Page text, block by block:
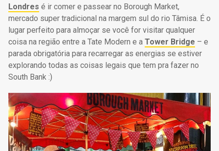
Londres é ir comer e passear no Borough Market,
mercado super tradicional na margem sul do rio Tâmisa. É o
lugar perfeito para almoçar se você for visitar qualquer
coisa na região entre a Tate Modern e a Tower Bridge – e
parada obrigatória para recarregar as energias se estiver
explorando todas as coisas legais que tem pra fazer no
South Bank :)